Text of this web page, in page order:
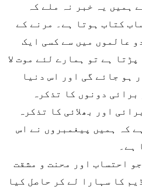
ہمیں یہ خبر نہ ملے کہ
کتاب ہوتا ہے۔ مرنے کے
عالموں میں سے کسی ایک
ہے تو ہمارے لئے موت لا
ہو جائے گی اور اس دنیا
برائی دونوں کا تذکرہ
اور بھلائی کا تذکرہ
کہ ہمیں پیغمبروں نے اس
ہے۔
احتساب اور محنت و مشقت
کا سہارا لے کر حاصل کیا